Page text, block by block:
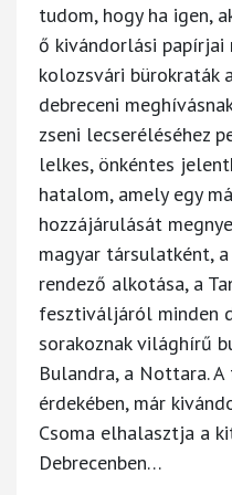
tudom, hogy ha igen,
ő kivándorlási
kolozsvári bürokraták
debreceni
zseni lecseréléséhez
lelkes, önkéntes
hatalom, amely egy
hozzájárulását
magyar társulatként,
rendező alkotása, a
fesztiváljáról minden
sorakoznak világhírű
Bulandra, a Nottara.
érdekében, már
Csoma elhalasztja a
Debrecenben…